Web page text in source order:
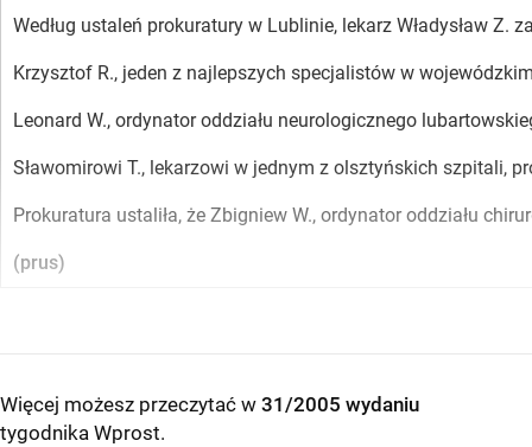
Według ustaleń prokuratury w Lublinie, lekarz Władysław Z.
Krzysztof R., jeden z najlepszych specjalistów w
Leonard W., ordynator oddziału neurologicznego
Sławomirowi T., lekarzowi w jednym z olsztyńskich szpitali,
Prokuratura ustaliła, że Zbigniew W., ordynator oddziału
(prus)
Więcej możesz przeczytać w 31/2005 wydaniu
tygodnika Wprost.